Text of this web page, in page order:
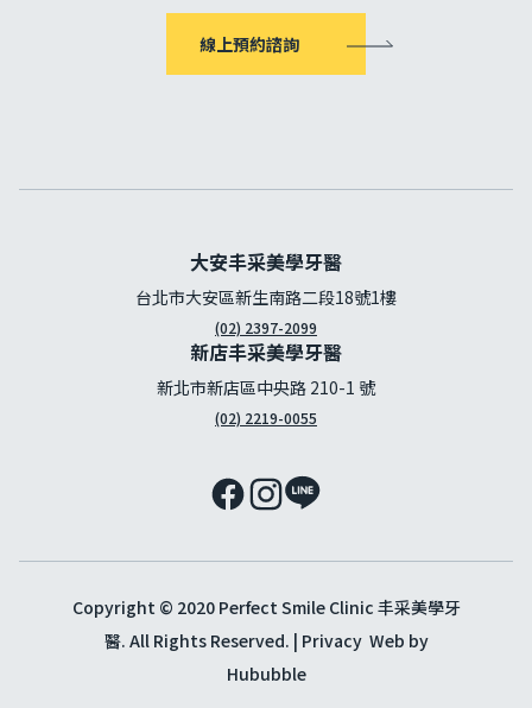
線上預約諮詢
大安丰采美學牙醫
台北市大安區新生南路二段18號1樓
(02) 2397-2099
新店丰采美學牙醫
新北市新店區中央路 210-1 號
(02) 2219-0055
Copyright © 2020 Perfect Smile Clinic 丰采美學牙
醫. All Rights Reserved. | PrivacyWeb by
Hububble